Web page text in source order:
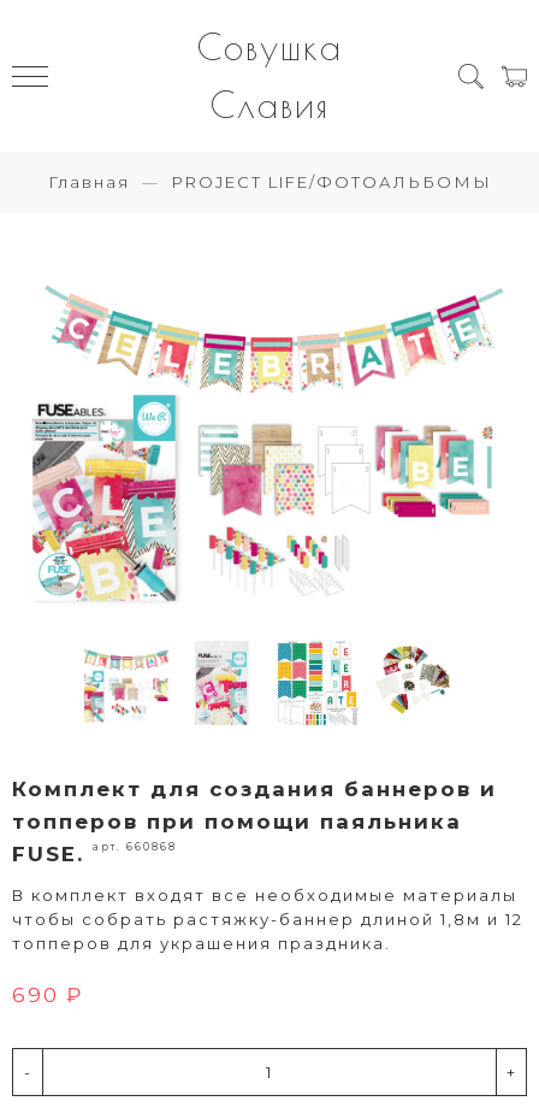
Совушка
Славия
Главная PROJECT LIFE/ФОТОАЛЬБОМЫ
Комплект для создания баннеров и
топперов при помощи паяльника
FUSE.
арт. 660868
В комплект входят все необходимые материалы
чтобы собрать растяжку-баннер длиной 1,8м и 12
топперов для украшения праздника.
690 ₽
- +